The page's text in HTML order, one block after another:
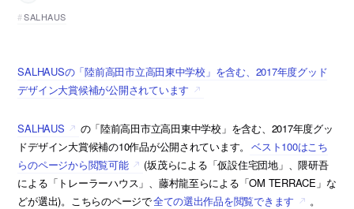
SALHAUS
SALHAUSの「陸前高田市立高田東中学校」を含む、2017年度グッド
デザイン大賞候補が公開されています
SALHAUS
の「陸前高田市立高田東中学校」を含む、2017年度グッ
ドデザイン大賞候補の10作品が公開されています。 ベスト100はこち
らのページから閲覧可能
(坂茂らによる「仮設住宅団地」、隈研吾
による「トレーラーハウス」、藤村龍至らによる「OM TERRACE」な
どが選出)。こちらのページで全ての選出作品を閲覧できます 。